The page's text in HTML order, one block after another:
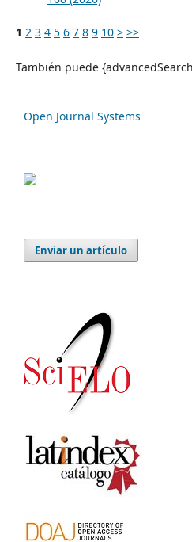
1 2 3 4 5 6 7 8 9 10 > >>
También puede
Open Journal Systems
Enviar un artículo